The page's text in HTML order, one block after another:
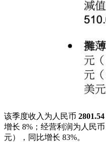
该季度收入为人民币 2801.54
增长 8%；经营利润为人民币
元），同比增长 83%。